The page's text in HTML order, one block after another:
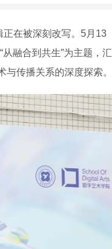
正在被深刻改写。5月13
融合到共生”为主题，汇
传播关系的深度探索。